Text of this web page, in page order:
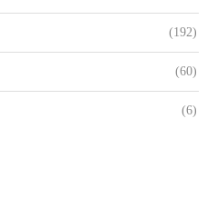
(192)
(60)
(6)